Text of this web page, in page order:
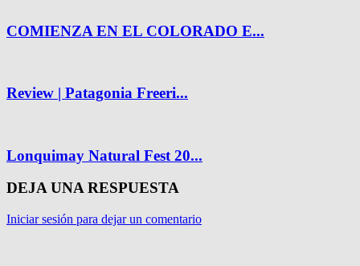
COMIENZA EN EL COLORADO E...
Review | Patagonia Freeri...
Lonquimay Natural Fest 20...
DEJA UNA RESPUESTA
Iniciar sesión para dejar un comentario